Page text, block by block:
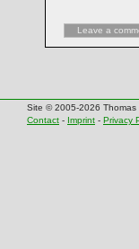
Leave a
Site © 2005-2026 Thomas
Contact - Imprint - Privacy